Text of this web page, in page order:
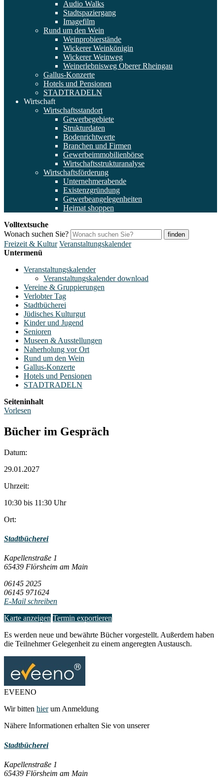
Audio Walks
Stadtspaziergang
Imagefilm
Rund um den Wein
Weinprobierstände
Wickerer Weinkönigin
Wickerer Weinweg
Weinerlebnisweg Oberer Rheingau
Gallus-Konzerte
Hotels und Pensionen
STADTRADELN
Wirtschaft
Wirtschaftsstandort
Gewerbegebiete
Strukturdaten
Bodenrichtwerte
Branchen und Firmen
Gewerbeimmobilienbörse
Wirtschaftsstrukturanalyse
Wirtschaftsförderung
Unternehmerabende
Existenzgründung
Gewerbeangelegenheiten
Heimat shoppen
Volltextsuche
Wonach suchen Sie?
finden
Freizeit & Kultur Veranstaltungskalender
Untermenü
Veranstaltungskalender
Veranstaltungskalender download
Vereine & Gruppierungen
Verlobter Tag
Stadtbücherei
Jüdisches Kulturgut
Kinder und Jugend
Senioren
Museen & Ausstellungen
Naherholung vor Ort
Rund um den Wein
Gallus-Konzerte
Hotels und Pensionen
STADTRADELN
Seiteninhalt
Vorlesen
Bücher im Gespräch
Datum:
29.01.2027
Uhrzeit:
10:30 bis 11:30 Uhr
Ort:
Stadtbücherei
Kapellenstraße 1
65439 Flörsheim am Main
06145 2025
06145 971624
E-Mail schreiben
Karte anzeigen Termin exportieren
Es werden neue und bewährte Bücher vorgestellt. Außerdem haben
die Teilnehmer Gelegenheit zu einem angeregten Austausch.
EVEENO
Wir bitten hierum Anmeldung
Nähere Informationen erhalten Sie von unserer
Stadtbücherei
Kapellenstraße 1
65439 Flörsheim am Main